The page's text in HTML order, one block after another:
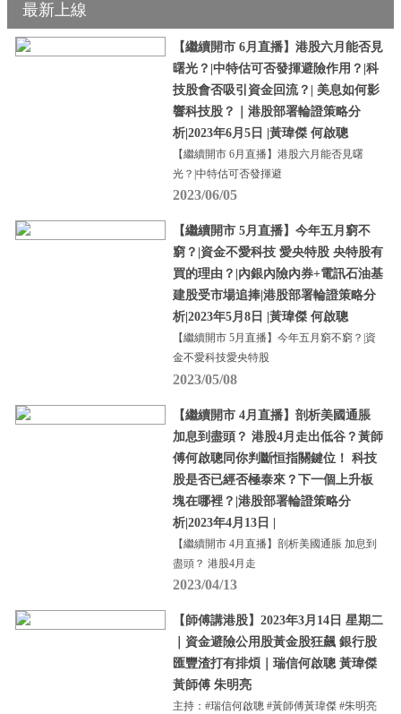
最新上線
【繼續開市 6月直播】港股六月能否見
曙光？|中特估可否發揮避險作用？|科
技股會否吸引資金回流？| 美息如何影
響科技股？｜港股部署輪證策略分
析|2023年6月5日 |黃瑋傑 何啟聰
【繼續開市 6月直播】港股六月能否見曙
光？|中特估可否發揮避
2023/06/05
【繼續開市 5月直播】今年五月窮不
窮？|資金不愛科技 愛央特股 央特股有
買的理由？|內銀內險內券+電訊石油基
建股受市場追捧|港股部署輪證策略分
析|2023年5月8日 |黃瑋傑 何啟聰
【繼續開市 5月直播】今年五月窮不窮？|資
金不愛科技愛央特股
2023/05/08
【繼續開市 4月直播】剖析美國通脹
加息到盡頭？ 港股4月走出低谷？黃師
傅何啟聰同你判斷恒指關鍵位！ 科技
股是否已經否極泰來？下一個上升板
塊在哪裡？|港股部署輪證策略分
析|2023年4月13日 |
【繼續開市 4月直播】剖析美國通脹 加息到
盡頭？ 港股4月走
2023/04/13
【師傅講港股】2023年3月14日 星期二
｜資金避險公用股黃金股狂飆 銀行股
匯豐渣打有排煩｜瑞信何啟聰 黃瑋傑
黃師傅 朱明亮
主持：#瑞信何啟聰 #黃師傅黃瑋傑 #朱明亮